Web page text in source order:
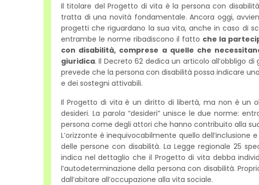
Il titolare del Progetto di vita è la persona con
tratta di una novità fondamentale. Ancora oggi,
progetti che riguardano la sua vita, anche in caso di
entrambe le norme ribadiscono il fatto che la
con disabilità, comprese a quelle che
giuridica. Il Decreto 62 dedica un articolo all’obbligo
prevede che la persona con disabilità possa indicare
e dei sostegni attivabili.
Il Progetto di vita è un diritto di libertà, ma non è un
desideri. La parola “desideri” unisce le due norme:
persona come degli attori che hanno contribuito alla
L’orizzonte è inequivocabilmente quello
delle persone con disabilità. La Legge regionale 25
indica nel dettaglio che il Progetto di vita debba
l’autodeterminazione della persona con disabilità.
dall’abitare all’occupazione alla vita sociale.